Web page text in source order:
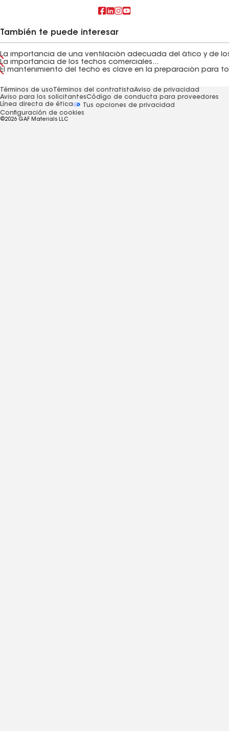
También te puede interesar
La importancia de los techos comerciales...
Términos de usoTérminos del contratistaAviso de privacidad
Aviso para los solicitantesCódigo de conducta para proveedores
Línea directa de ética
Tus opciones de privacidad
Configuración de cookies
©2026 GAF Materials LLC